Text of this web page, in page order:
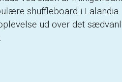
shuffleboard i
ud over det